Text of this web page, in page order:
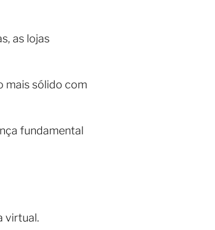
as lojas
mais sólido com
fundamental
virtual.